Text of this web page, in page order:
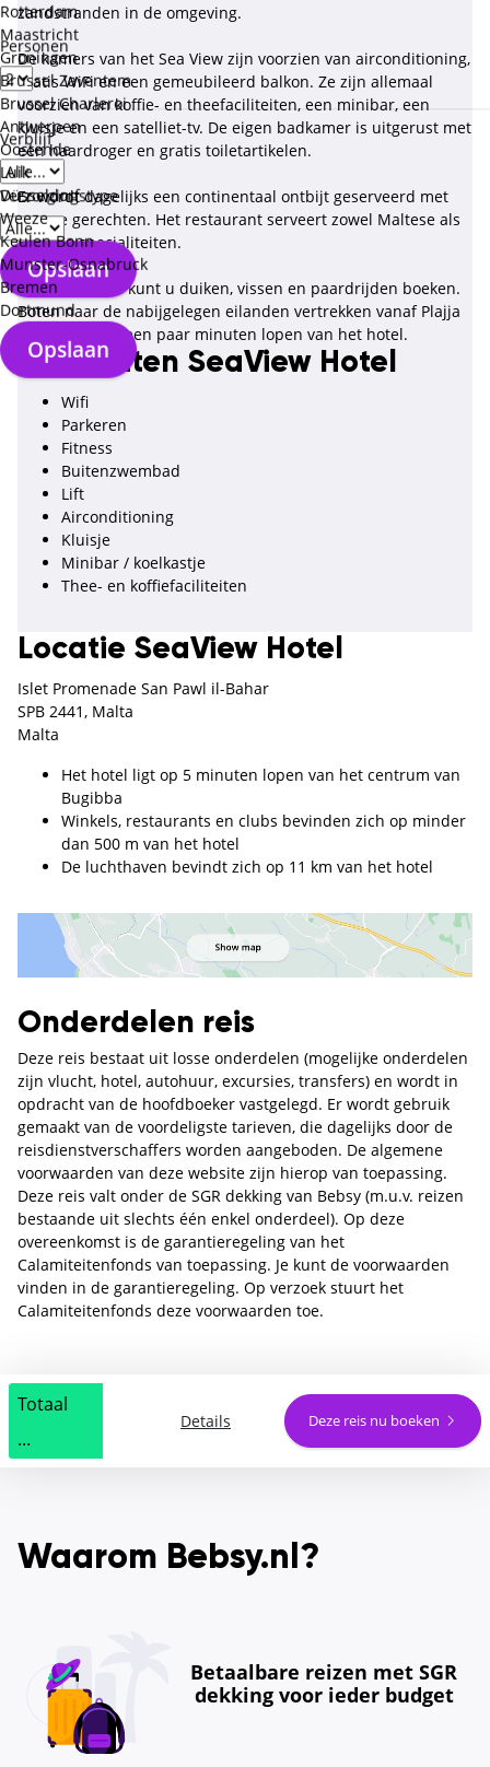
Personen
Verblijf
Verzorgingstype
Opslaan
Rotterdam
Maastricht
Groningen
Brussel Zaventem
Brussel Charleroi
Antwerpen
Oostende
Luik
Düsseldorf
Weeze
Keulen Bonn
Munster-Osnabruck
Bremen
Dortmund
Opslaan
zandstranden in de omgeving.
De kamers van het Sea View zijn voorzien van airconditioning,
gratis WiFi en een gemeubileerd balkon. Ze zijn allemaal
voorzien van koffie- en theefaciliteiten, een minibar, een
kluisje en een satelliet-tv. De eigen badkamer is uitgerust met
een haardroger en gratis toiletartikelen.
Er wordt dagelijks een continentaal ontbijt geserveerd met
warme gerechten. Het restaurant serveert zowel Maltese als
Engelse specialiteiten.
Bij de receptie kunt u duiken, vissen en paardrijden boeken.
Boten naar de nabijgelegen eilanden vertrekken vanaf Plajja
Tal'Bognor, op een paar minuten lopen van het hotel.
Faciliteiten SeaView Hotel
Wifi
Parkeren
Fitness
Buitenzwembad
Lift
Airconditioning
Kluisje
Minibar / koelkastje
Thee- en koffiefaciliteiten
Locatie SeaView Hotel
Islet Promenade San Pawl il-Bahar
SPB 2441, Malta
Malta
Het hotel ligt op 5 minuten lopen van het centrum van
Bugibba
Winkels, restaurants en clubs bevinden zich op minder
dan 500 m van het hotel
De luchthaven bevindt zich op 11 km van het hotel
Onderdelen reis
Deze reis bestaat uit losse onderdelen (mogelijke onderdelen
zijn vlucht, hotel, autohuur, excursies, transfers) en wordt in
opdracht van de hoofdboeker vastgelegd. Er wordt gebruik
gemaakt van de voordeligste tarieven, die dagelijks door de
reisdienstverschaffers worden aangeboden. De algemene
voorwaarden van deze website zijn hierop van toepassing.
Deze reis valt onder de SGR dekking van Bebsy (m.u.v. reizen
bestaande uit slechts één enkel onderdeel). Op deze
overeenkomst is de garantieregeling van het
Calamiteitenfonds van toepassing. Je kunt de voorwaarden
vinden in de garantieregeling. Op verzoek stuurt het
Calamiteitenfonds deze voorwaarden toe.
Totaal
...
Details Deze reis nu boeken
Waarom Bebsy.nl?
Betaalbare reizen met SGR
dekking voor ieder budget